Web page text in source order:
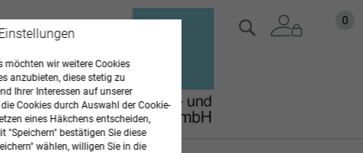
Zum
Inhalt
0
Suche
möchten wir weitere Cookies
anzubieten, diese stetig zu
Ihrer Interessen auf unserer
Cookies durch Auswahl der Cookie-
eines Häkchens entscheiden,
"Speichern" bestätigen Sie diese
wählen, willigen Sie in die